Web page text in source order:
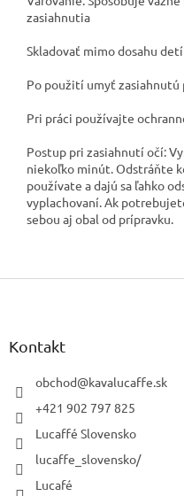
zasiahnutia
Skladovať mimo dosahu
Po použití umyť zasiahnutú
Pri práci používajte
Postup pri zasiahnutí očí:
niekoľko minút. Odstráňte
používate a dajú sa ľahko
vyplachovaní. Ak
sebou aj obal od prípravku.
Z
Kontakt
obchod@kavalucaffe.sk
+421 902 797 825
Lucaffé Slovensko
lucaffe_slovensko/
Lucafé